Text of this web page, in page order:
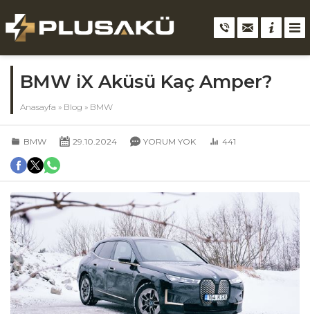
BMW iX Aküsü Kaç Amper?
Anasayfa » Blog » BMW
BMW 29.10.2024 YORUM YOK 441